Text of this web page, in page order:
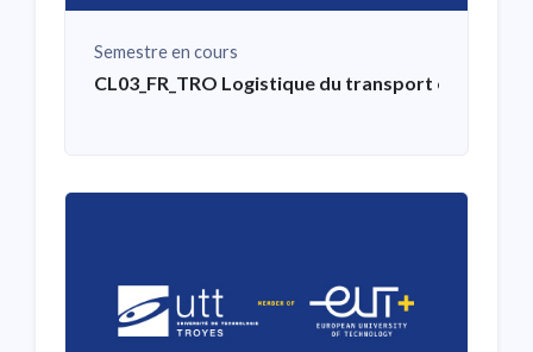
Semestre en cours
CL03_FR_TRO Logistique du transport et